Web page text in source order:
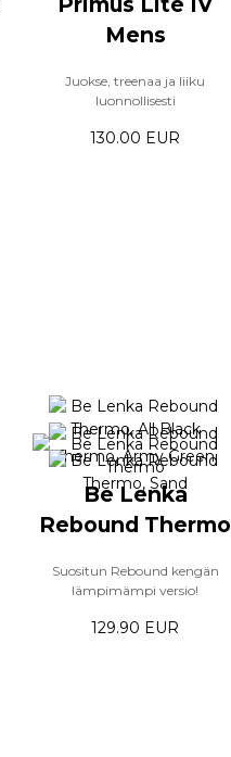
Mens
Juokse, treenaa ja liiku
luonnollisesti
130.00 EUR
Be Lenka
Rebound Thermo
Suositun Rebound kengän
lämpimämpi versio!
129.90 EUR